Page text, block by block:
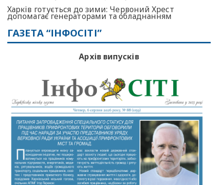
Харків готується до зими: Червоний Хрест
допомагає генераторами та обладнанням
ГАЗЕТА “ІНФОСІТІ”
Архів випусків